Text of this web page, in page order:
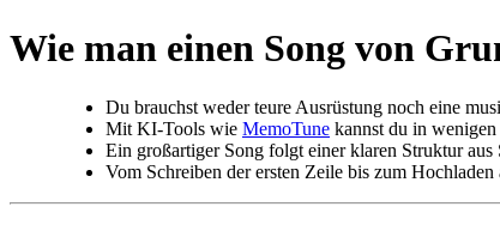
Wie man einen Song von
Du brauchst weder teure Ausrüstung noch eine
Mit KI-Tools wie MemoTune kannst du in
Ein großartiger Song folgt einer klaren Struktur
Vom Schreiben der ersten Zeile bis zum